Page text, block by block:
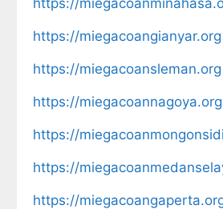
https://miegacoangianyar.org
https://miegacoansleman.org
https://miegacoannagoya.org
https://
https://
https://